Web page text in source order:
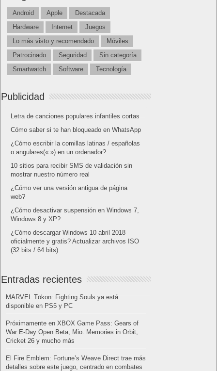
Android Apple
Destacada
Hardware
Internet
Juegos
Lo más visto y recomendado
Móviles
Patrocinado
Seguridad
Sin categoría
Smartwatch
Software Tecnología
Publicidad
Letra de canciones populares infantiles cortas
Cómo saber si te han bloqueado en WhatsApp
¿Cómo escribir la comillas latinas / españolas
o angulares(« ») en un ordenador?
10 sitios para recibir SMS de validación sin
mostrar nuestro número real
¿Cómo ver una versión antigua de página
web?
¿Cómo desactivar suspensión en Windows 7,
Windows 8 y XP?
¿Cómo descargar Windows 10 abril 2018
oficialmente y gratis? Actualizar archivos ISO
(32 bits / 64 bits)
Entradas recientes
MARVEL Tōkon: Fighting Souls ya está
disponible en PS5 y PC
Próximamente en XBOX Game Pass: Gears of
War E-Day Open Beta, Mio: Memories in Orbit,
Cricket 26 y mucho más
El Fire Emblem: Fortune’s Weave Direct trae más
detalles sobre este juego, centrado en combates